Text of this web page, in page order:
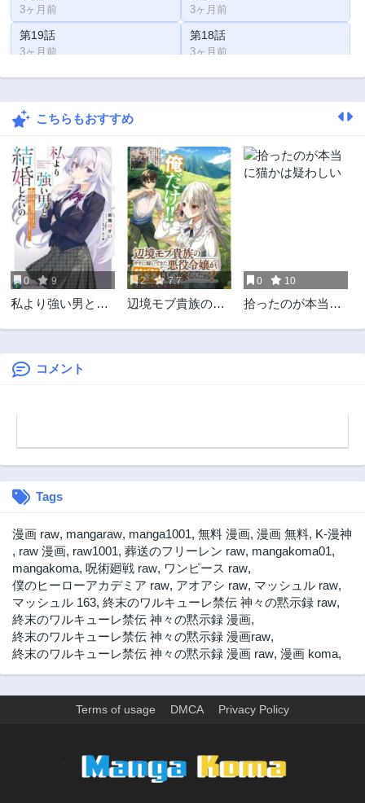
3ヶ月前 3ヶ月前
第19話
3ヶ月前
第18話
3ヶ月前
第17話 第16話
第15話
第13話
3ヶ月前
第12話
3ヶ月前
第11話
3ヶ月前
第10話
3ヶ月前
第9話
3ヶ月前
第8話
3ヶ月前
第7話
3ヶ月前
第6話
3ヶ月前
第5話 第4話
第3話
こちらもおすすめ
0 9
私より強い男と結
2 7.7
辺境モブ貴族のウ
くちゃできる良い
0 10
拾ったのが本当に
コメント
Tags
漫画 raw, mangaraw, manga1001, 無料 漫画, 漫画 無料, K-漫神
, raw 漫画, raw1001, 葬送のフリーレン raw, mangakoma01,
mangakoma, 呪術廻戦 raw, ワンピース raw,
僕のヒーローアカデミア raw, アオアシ raw, マッシュル raw,
マッシュル 163, 終末のワルキューレ禁伝 神々の黙示録 raw,
終末のワルキューレ禁伝 神々の黙示録 漫画,
終末のワルキューレ禁伝 神々の黙示録 漫画raw,
終末のワルキューレ禁伝 神々の黙示録 漫画 raw, 漫画 koma,
Terms of usage DMCA Privacy Policy